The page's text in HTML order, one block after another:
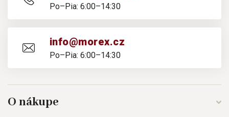
Po–Pia: 6:00–14:30
info@morex.cz
Po–Pia: 6:00–14:30
O nákupe